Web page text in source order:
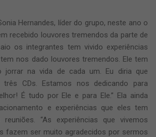
Hernandes, líder do grupo, neste ano o
recebido louvores tremendos da parte de
os integrantes tem vivido experiências
tem nos dado louvores tremendos. Ele tem
jorrar na vida de cada um. Eu diria que
três CDs. Estamos nos dedicando para
É tudo por Ele e para Ele.” Ela ainda
e experiências que eles tem
“As experiências que vivemos
fazem ser muito agradecidos por sermos